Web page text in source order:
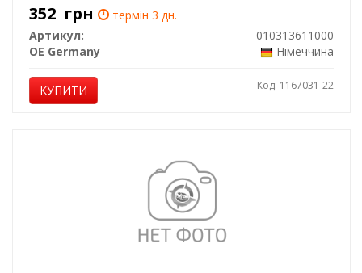
352 грн
термін 3 дн.
Артикул:
010313611000
OE Germany
Німеччина
КУПИТИ Код: 1167031-22